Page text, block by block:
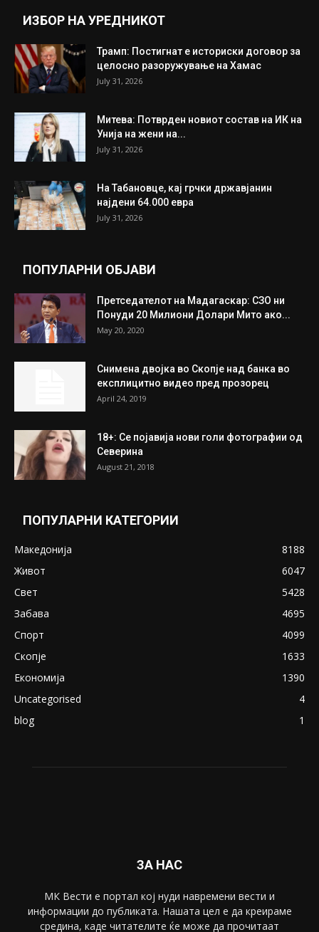
ИЗБОР НА УРЕДНИКОТ
Трамп: Постигнат е историски договор за
целосно разоружување на Хамас
July 31, 2026
Митева: Потврден новиот состав на ИК на
Унија на жени на...
July 31, 2026
На Табановце, кај грчки државјанин
најдени 64.000 евра
July 31, 2026
ПОПУЛАРНИ ОБЈАВИ
Претседателот на Мадагаскар: СЗО ни
Понуди 20 Милиони Долари Мито ако...
May 20, 2020
Снимена двојка во Скопје над банка во
експлицитно видео пред прозорец
April 24, 2019
18+: Се појавија нови голи фотографии од
Северина
August 21, 2018
ПОПУЛАРНИ КАТЕГОРИИ
Македонија
8188
Живот
6047
Свет
5428
Забава
4695
Спорт
4099
Скопје
1633
Економија
1390
Uncategorised
4
blog
1
ЗА НАС
МК Вести е портал коj нуди навремени вести и
информации до публиката. Нашата цел е да креираме
средина, каде читателите ќе може да прочитаат